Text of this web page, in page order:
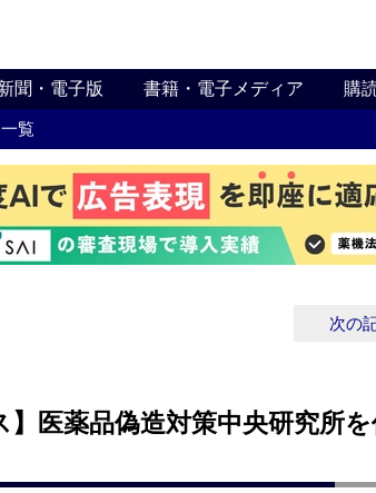
聞・電子版 書籍・電子メディア 購
覧
次の
】医薬品偽造対策中央研究所を